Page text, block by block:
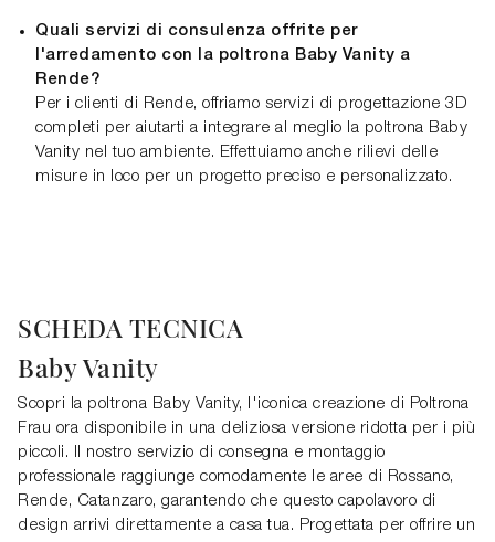
Quali servizi di consulenza offrite per
l'arredamento con la poltrona Baby Vanity a
Rende?
Per i clienti di Rende, offriamo servizi di progettazione 3D
completi per aiutarti a integrare al meglio la poltrona Baby
Vanity nel tuo ambiente. Effettuiamo anche rilievi delle
misure in loco per un progetto preciso e personalizzato.
SCHEDA TECNICA
Baby Vanity
Scopri la poltrona Baby Vanity, l'iconica creazione di Poltrona
Frau ora disponibile in una deliziosa versione ridotta per i più
piccoli. Il nostro servizio di consegna e montaggio
professionale raggiunge comodamente le aree di Rossano,
Rende, Catanzaro, garantendo che questo capolavoro di
design arrivi direttamente a casa tua. Progettata per offrire un